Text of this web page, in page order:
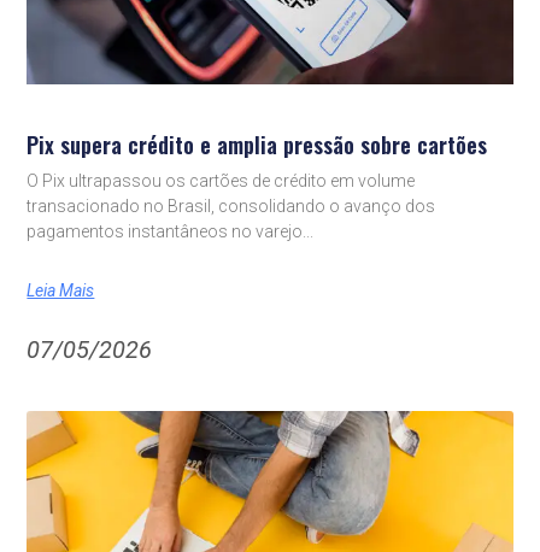
Pix supera crédito e amplia pressão sobre cartões
O Pix ultrapassou os cartões de crédito em volume
transacionado no Brasil, consolidando o avanço dos
pagamentos instantâneos no varejo
Leia Mais
07/05/2026